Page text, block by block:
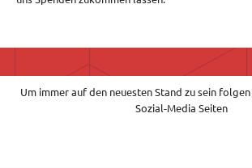
Um immer auf den neuesten Stand zu sein folgen
Sozial-Media Seiten